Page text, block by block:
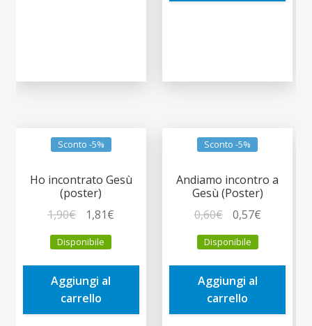
Sconto -5%
Ho incontrato Gesù
(poster)
1,90€
prezzo
originale
era:
1,90€.
1,81€
è:
Disponibile
Aggiungi al
carrello
Sconto -5%
Andiamo incontro a
Gesù (Poster)
0,60€
prezzo
originale
era:
0,60€.
0,57€Il
è:
Disponibile
Aggiungi al
carrello